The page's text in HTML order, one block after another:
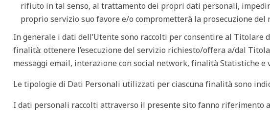
rifiuto in tal senso, al trattamento dei propri dati personali,
proprio servizio suo favore e/o comprometterà la prosecuzione
In generale i dati dell’Utente sono raccolti per consentire al
finalità: ottenere l’esecuzione del servizio richiesto/offera a/dal
messaggi email, interazione con social network, finalità Statistiche
Le tipologie di Dati Personali utilizzati per ciascuna finalità sono
I dati personali raccolti attraverso il presente sito fanno riferimento